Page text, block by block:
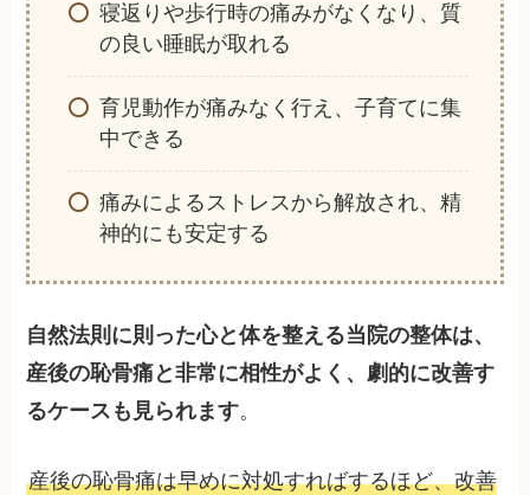
寝返りや歩行時の痛みがなくなり、質
の良い睡眠が取れる
育児動作が痛みなく行え、子育てに集
中できる
痛みによるストレスから解放され、精
神的にも安定する
自然法則に則った心と体を整える当院の整体は、
産後の恥骨痛と非常に相性がよく、劇的に改善す
るケースも見られます。
産後の恥骨痛は早めに対処すればするほど、改善